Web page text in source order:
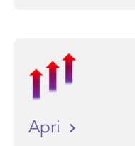
Apri